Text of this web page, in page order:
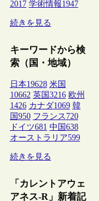
2017 学術情報1947
続きを見る
キーワードから検
索（国・地域）
日本19628 米国
10662 英国 3216 欧州
1426 カナダ1069 韓
国 950 フランス 720
ドイツ681 中国 638
オーストラリア599
続きを見る
「カレントアウェ
アネス-R」新着記